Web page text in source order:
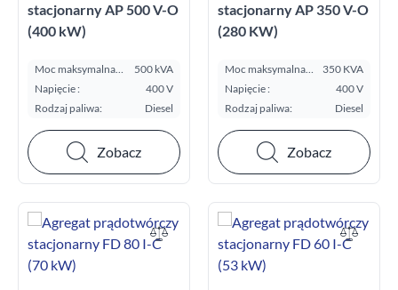
stacjonarny AP 500 V-O
(400 kW)
Moc maksymalna
E.S.P. kVA:
500 kVA
Napięcie :
400 V
Rodzaj paliwa:
Diesel
Zobacz
stacjonarny AP 350 V-O
(280 KW)
Moc maksymalna
E.S.P. kVA:
350 KVA
Napięcie :
400 V
Rodzaj paliwa:
Diesel
Zobacz